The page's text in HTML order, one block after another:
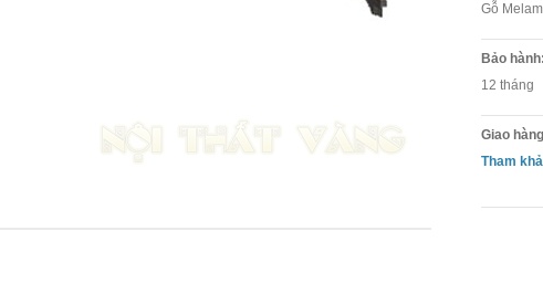
Gỗ
Bảo hành:
12 tháng
Giao hàng
Tham